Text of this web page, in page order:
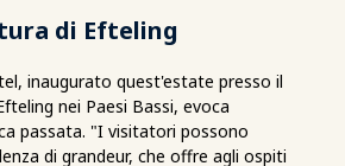
di Efteling
inaugurato quest'estate presso il
nei Paesi Bassi, evoca
passata. "I visitatori possono
di grandeur, che offre agli ospiti